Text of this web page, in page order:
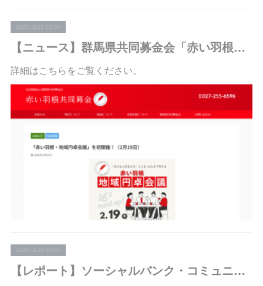
2026.01.22 03:00
【ニュース】群馬県共同募金会「赤い羽根・地域円卓会議」で代表・木村がファシリテーターを務めます
詳細はこちらをご覧ください。
2026.01.20 10:00
【レポート】ソーシャルバンク・コミュニティ：分科会・第4回＠オンライン「会員とともに生きるソーシャルキャピタルの構築」を開催しました